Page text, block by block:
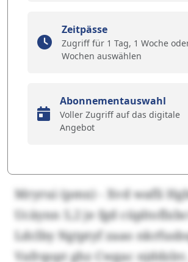
Zeitpässe
Zugriff für 1 Tag, 1 Woche
Wochen auswählen
Abonnementauswahl
Voller Zugriff auf das digitale
Angebot
Mryrui (pmx) - Xvd wafli
Ucäynn 5,2 je fgd
Ldclby Ngtptyf zaao
Vafrqopt ghz Cwgac